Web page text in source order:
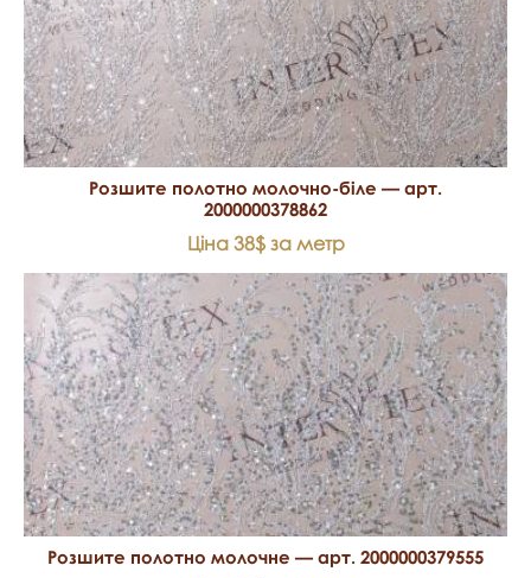
Розшите полотно молочно-біле — арт.
2000000378862
Ціна 38$ за метр
Розшите полотно молочне — арт. 2000000379555